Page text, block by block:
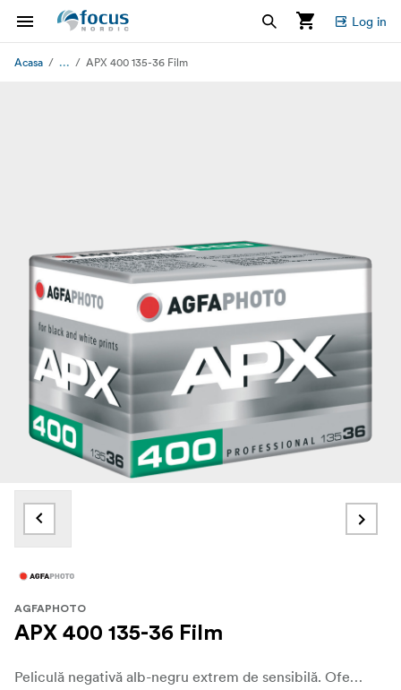
Log in
Acasa ... APX 400 135-36 Film
AGFAPHOTO
APX 400 135-36 Film
Peliculă negativă alb-negru extrem de sensibilă. Oferă 36 de expuneri.